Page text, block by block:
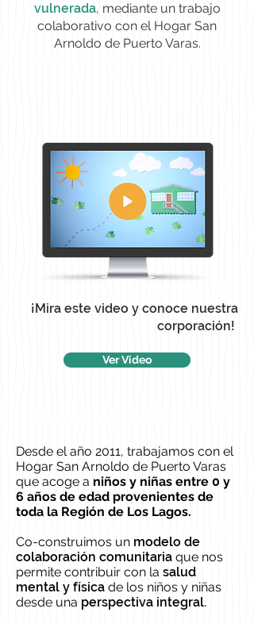
vulnerada, mediante un trabajo
colaborativo con el Hogar San
Arnoldo de Puerto Varas.
¡Mira este video y conoce nuestra
corporación!
Ver Video
Desde el año 2011, trabajamos con el
Hogar San Arnoldo de Puerto Varas
que acoge a niños y niñas entre 0 y
6 años de edad provenientes de
toda la Región de Los Lagos.
Co-construimos un modelo de
colaboración comunitaria que nos
permite contribuir con la salud
mental y física de los niños y niñas
desde una perspectiva integral.